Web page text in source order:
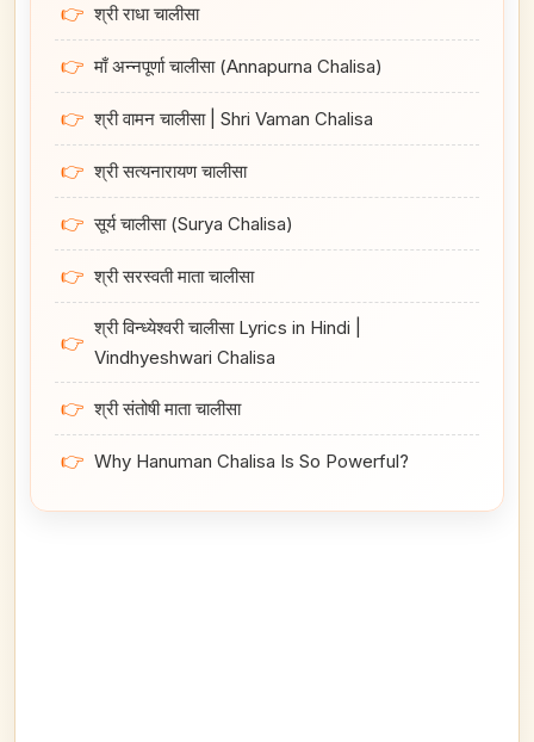
👉 श्री राधा चालीसा
👉 माँ अन्नपूर्णा चालीसा (Annapurna Chalisa)
👉 श्री वामन चालीसा | Shri Vaman Chalisa
👉 श्री सत्यनारायण चालीसा
👉 सूर्य चालीसा (Surya Chalisa)
👉 श्री सरस्वती माता चालीसा
👉
श्री विन्ध्येश्वरी चालीसा Lyrics in Hindi |
Vindhyeshwari Chalisa
👉 श्री संतोषी माता चालीसा
👉 Why Hanuman Chalisa Is So Powerful?